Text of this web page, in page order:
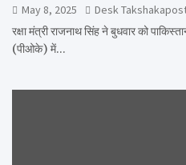
May 8, 2025
Desk
रक्षा मंत्री राजनाथ सिंह ने बुधवार को
(पीओके) में…